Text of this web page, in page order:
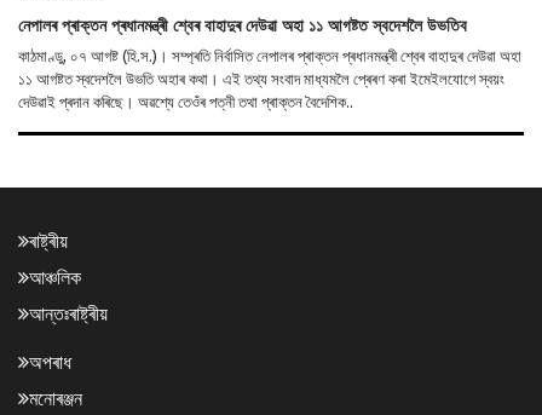
নেপালৰ প্ৰাক্তন প্ৰধানমন্ত্ৰী শ্বেৰ বাহাদুৰ দেউৱা অহা ১১ আগষ্টত স্বদেশলৈ উভতিব
কাঠমাণ্ডু, ০৭ আগষ্ট (হি.স.)। সম্প্ৰতি নিৰ্বাসিত নেপালৰ প্ৰাক্তন প্ৰধানমন্ত্ৰী শ্বেৰ বাহাদুৰ দেউৱা অহা
১১ আগষ্টত স্বদেশলৈ উভতি অহাৰ কথা। এই তথ্য সংবাদ মাধ্যমলৈ প্ৰেৰণ কৰা ইমেইলযোগে স্বয়ং
দেউৱাই প্ৰদান কৰিছে। অৱশ্যে তেওঁৰ পত্নী তথা প্ৰাক্তন বৈদেশিক..
ৰাষ্ট্ৰীয়
আঞ্চলিক
আন্তঃৰাষ্ট্ৰীয়
অপৰাধ
মনোৰঞ্জন